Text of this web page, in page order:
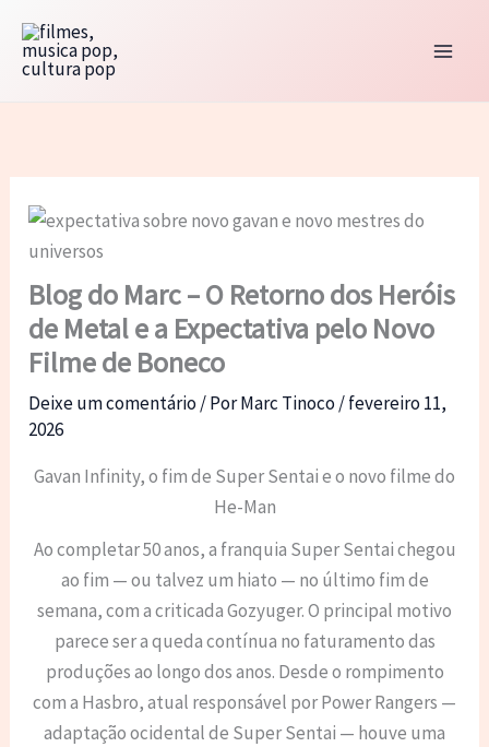
para
Blog do Marc – O Retorno dos Heróis
de Metal e a Expectativa pelo Novo
Filme de Boneco
Deixe um comentário/ PorMarc Tinoco/fevereiro 11,
2026
Gavan Infinity, o fim de Super Sentai e o novo filme do
He-Man
Ao completar 50 anos, a franquia Super Sentai chegou
ao fim — ou talvez um hiato — no último fim de
semana, com a criticada Gozyuger. O principal motivo
parece ser a queda contínua no faturamento das
produções ao longo dos anos. Desde o rompimento
com a Hasbro, atual responsável por Power Rangers —
adaptação ocidental de Super Sentai — houve uma